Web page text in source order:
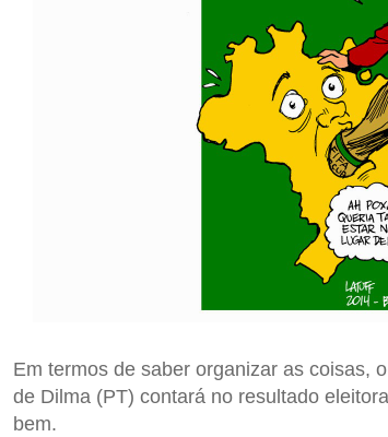
Em termos de saber organizar as coisas,
de Dilma (PT) contará no resultado
bem.